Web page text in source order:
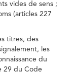
vides de sens ;
(articles 227
titres, des
les
du
29 du Code